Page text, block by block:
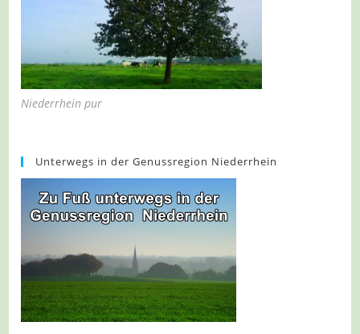
Niederrhein pur
Unterwegs in der Genussregion Niederrhein